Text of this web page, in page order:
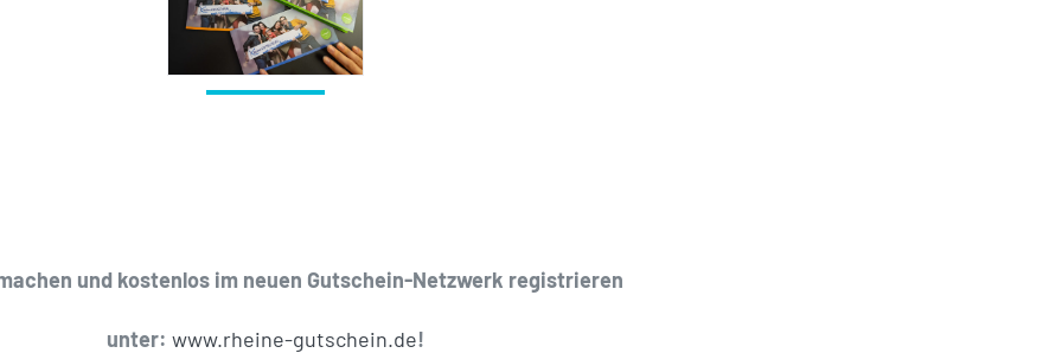
und kostenlos im neuen Gutschein-Netzwerk registrieren
unter: www.rheine-gutschein.de!